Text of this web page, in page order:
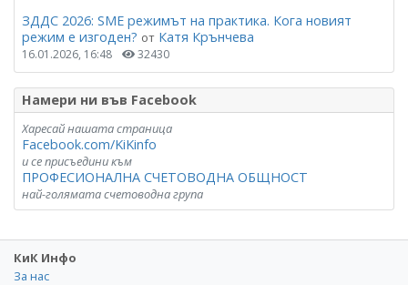
ЗДДС 2026: SME режимът на практика. Кога новият
режим е изгоден? от Катя Крънчева
16.01.2026, 16:48 32430
Намери ни във Facebook
Харесай нашата страница
Facebook.com/KiKinfo
и се присъедини към
ПРОФЕСИОНАЛНА СЧЕТОВОДНА ОБЩНОСТ
най-голямата счетоводна група
КиК Инфо
За нас